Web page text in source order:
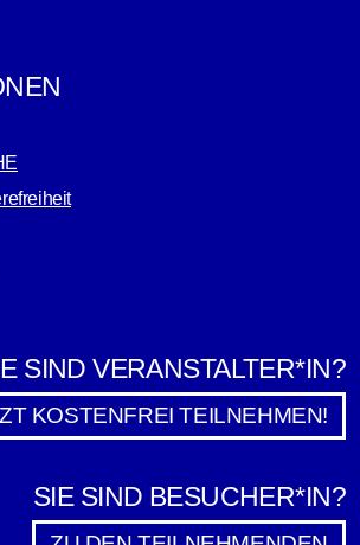
SIND VERANSTALTER*IN?
KOSTENFREI TEILNEHMEN!
SIE SIND BESUCHER*IN?